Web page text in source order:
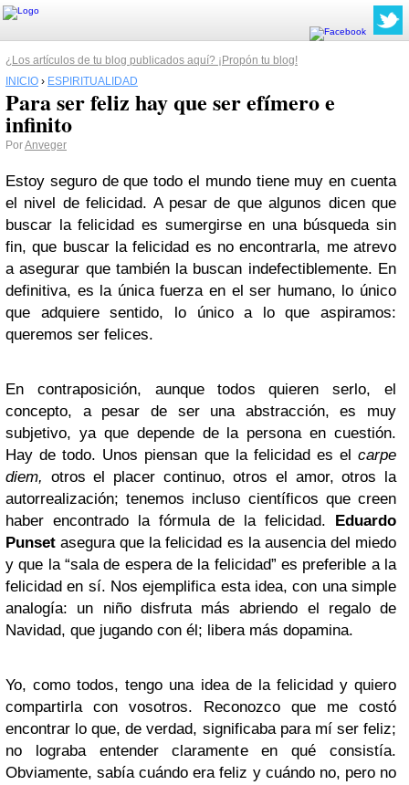
¿Los artículos de tu blog publicados aquí? ¡Propón tu blog!
INICIO › ESPIRITUALIDAD
Para ser feliz hay que ser efímero e
infinito
PorAnveger
Estoy seguro de que todo el mundo tiene muy en cuenta
el nivel de felicidad. A pesar de que algunos dicen que
buscar la felicidad es sumergirse en una búsqueda sin
fin, que buscar la felicidad es no encontrarla, me atrevo
a asegurar que también la buscan indefectiblemente. En
definitiva, es la única fuerza en el ser humano, lo único
que adquiere sentido, lo único a lo que aspiramos:
queremos ser felices.
En contraposición, aunque todos quieren serlo, el
concepto, a pesar de ser una abstracción, es muy
subjetivo, ya que depende de la persona en cuestión.
Hay de todo. Unos piensan que la felicidad es el carpe
diem, otros el placer continuo, otros el amor, otros la
autorrealización; tenemos incluso científicos que creen
haber encontrado la fórmula de la felicidad. Eduardo
Punset asegura que la felicidad es la ausencia del miedo
y que la “sala de espera de la felicidad” es preferible a la
felicidad en sí. Nos ejemplifica esta idea, con una simple
analogía: un niño disfruta más abriendo el regalo de
Navidad, que jugando con él; libera más dopamina.
Yo, como todos, tengo una idea de la felicidad y quiero
compartirla con vosotros. Reconozco que me costó
encontrar lo que, de verdad, significaba para mí ser feliz;
no lograba entender claramente en qué consistía.
Obviamente, sabía cuándo era feliz y cuándo no, pero no